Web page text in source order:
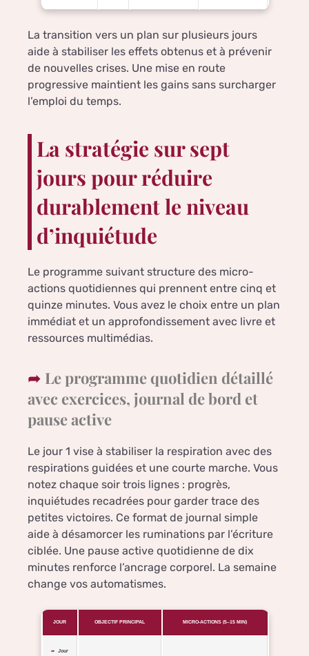
La transition vers un plan sur plusieurs jours
aide à stabiliser les effets obtenus et à prévenir
de nouvelles crises. Une mise en route
progressive maintient les gains sans surcharger
l’emploi du temps.
La stratégie sur sept
jours pour réduire
durablement le niveau
d’inquiétude
Le programme suivant structure des micro-
actions quotidiennes qui prennent entre cinq et
quinze minutes. Vous avez le choix entre un plan
immédiat et un approfondissement avec livre et
ressources multimédias.
Le programme quotidien détaillé
avec exercices, journal de bord et
pause active
Le jour 1 vise à stabiliser la respiration avec des
respirations guidées et une courte marche. Vous
notez chaque soir trois lignes : progrès,
inquiétudes recadrées pour garder trace des
petites victoires. Ce format de journal simple
aide à désamorcer les ruminations par l’écriture
ciblée. Une pause active quotidienne de dix
minutes renforce l’ancrage corporel. La semaine
change vos automatismes.
JOUR OBJECTIF PRINCIPAL MICRO-ACTIONS (5–15 MIN)
Jour